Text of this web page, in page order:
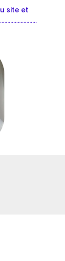
site et